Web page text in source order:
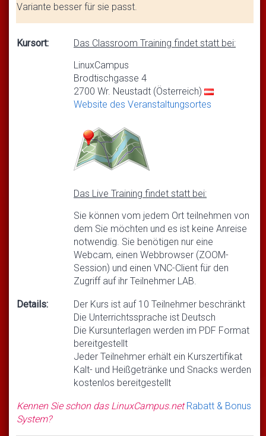
Variante besser für sie passt.
Kursort:
Das Classroom Training findet statt bei:
LinuxCampus
Brodtischgasse 4
2700 Wr. Neustadt (Österreich)
Website des Veranstaltungsortes
Das Live Training findet statt bei:
Sie können vom jedem Ort teilnehmen von
dem Sie möchten und es ist keine Anreise
notwendig. Sie benötigen nur eine
Webcam, einen Webbrowser (ZOOM-
Session) und einen VNC-Client für den
Zugriff auf ihr Teilnehmer LAB.
Details:
Der Kurs ist auf 10 Teilnehmer beschränkt
Die Unterrichtssprache ist Deutsch
Die Kursunterlagen werden im PDF Format
bereitgestellt
Jeder Teilnehmer erhält ein Kurszertifikat
Kalt- und Heißgetränke und Snacks werden
kostenlos bereitgestellt
Kennen Sie schon das LinuxCampus.netRabatt & Bonus
System?